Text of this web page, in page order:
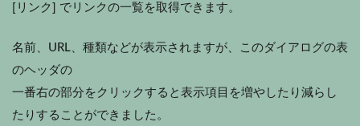
[リンク] でリンクの一覧を取得できます。
名前、URL、種類などが表示されますが、このダイアログの表
のヘッダの
一番右の部分をクリックすると表示項目を増やしたり減らし
たりすることができました。